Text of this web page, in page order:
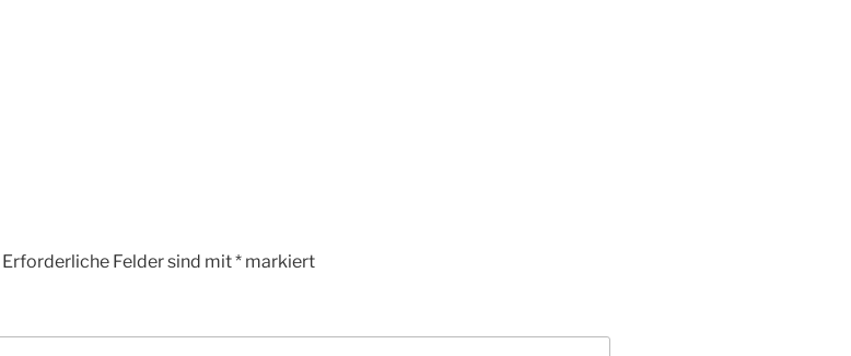
Erforderliche Felder sind mit* markiert